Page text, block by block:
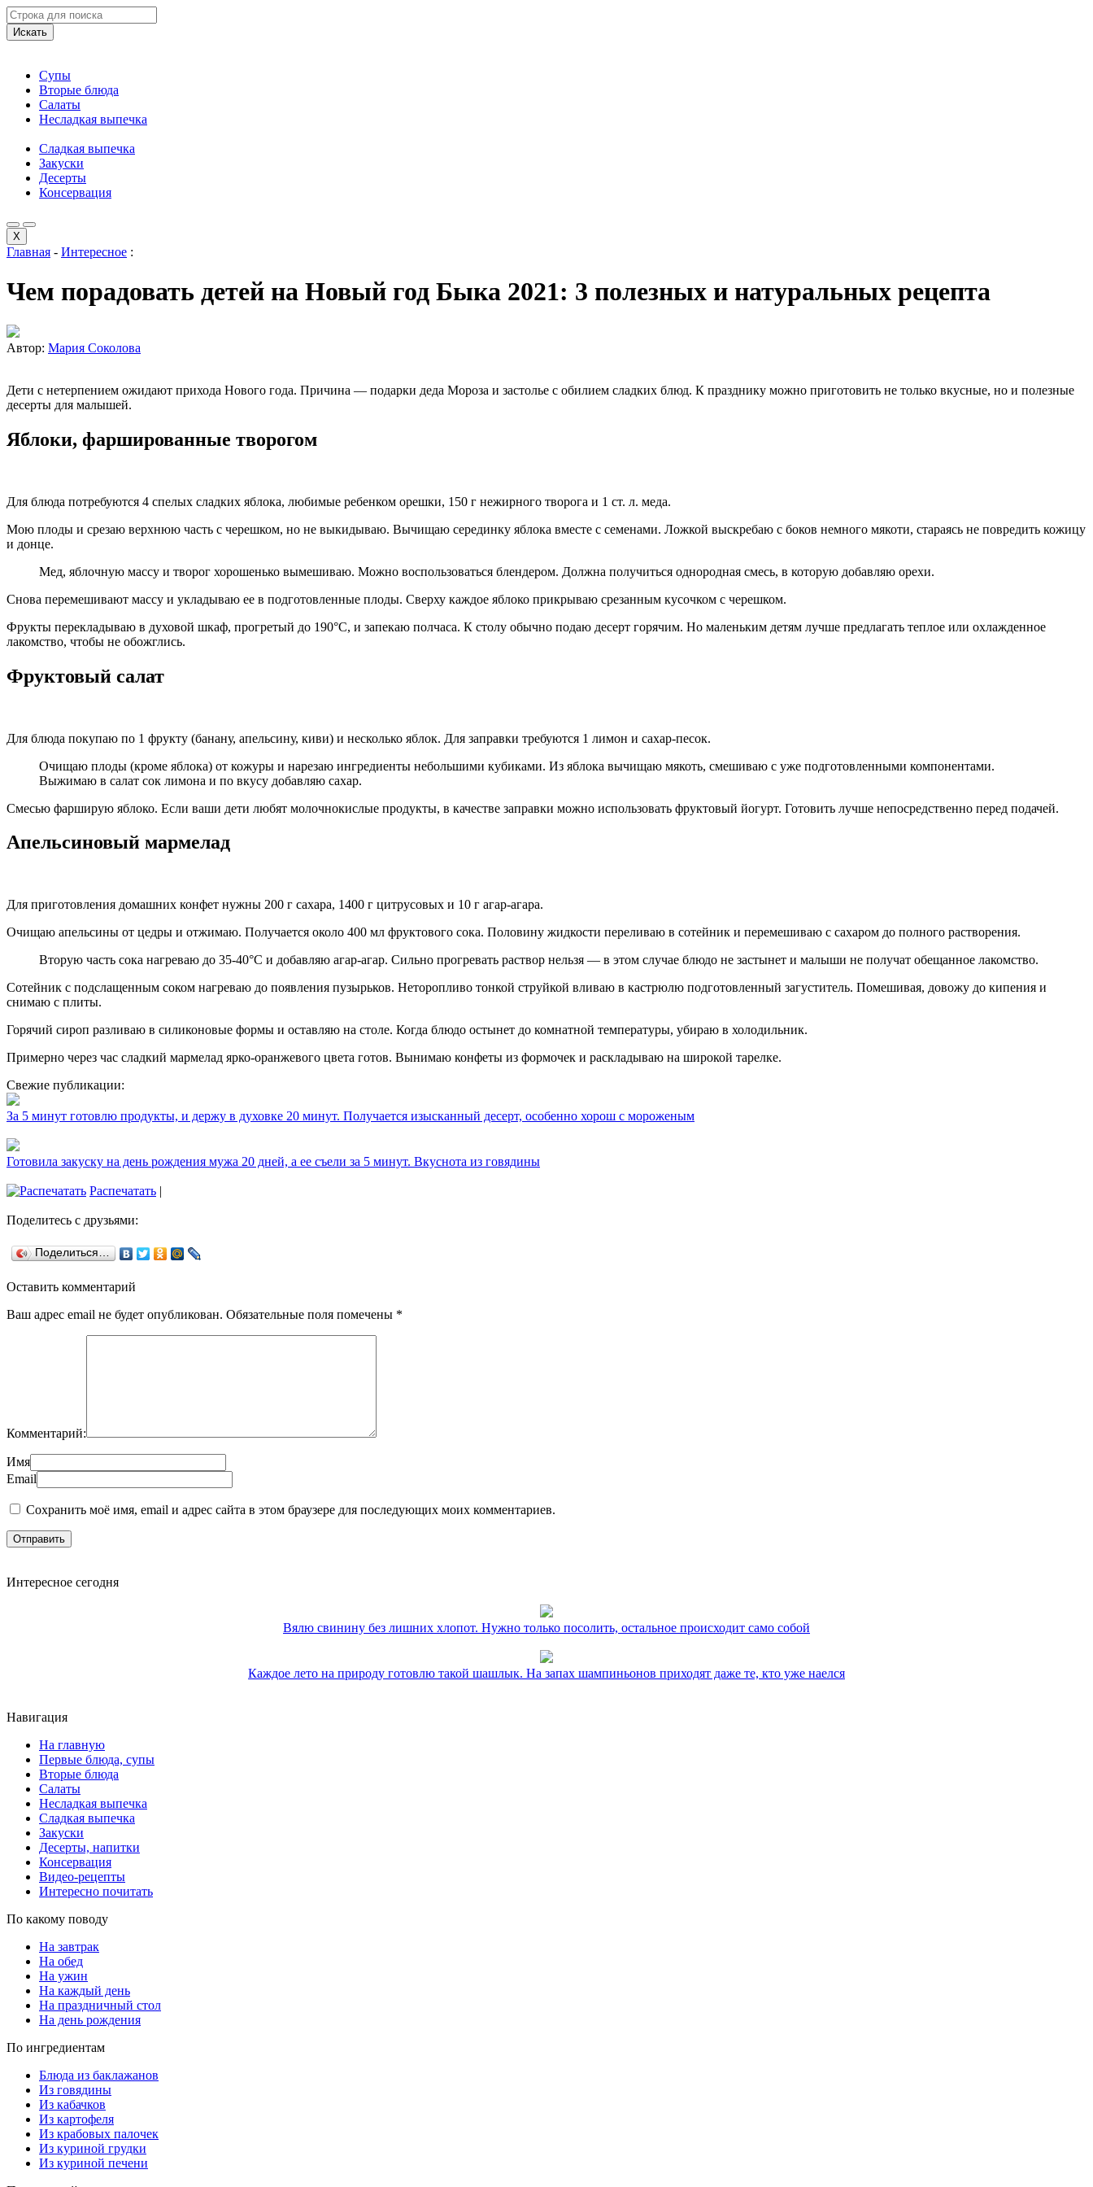
Искать
Супы
Вторые блюда
Салаты
Несладкая выпечка
Сладкая выпечка
Закуски
Десерты
Консервация
X
Главная - Интересное :
Чем порадовать детей на Новый год Быка 2021: 3 полезных и натуральных рецепта
Автор: Мария Соколова
Дети с нетерпением ожидают прихода Нового года. Причина — подарки деда Мороза и застолье с обилием сладких блюд. К празднику можно приготовить не только вкусные, но и полезные
десерты для малышей.
Яблоки, фаршированные творогом
Для блюда потребуются 4 спелых сладких яблока, любимые ребенком орешки, 150 г нежирного творога и 1 ст. л. меда.
Мою плоды и срезаю верхнюю часть с черешком, но не выкидываю. Вычищаю серединку яблока вместе с семенами. Ложкой выскребаю с боков немного мякоти, стараясь не повредить кожицу
и донце.
Мед, яблочную массу и творог хорошенько вымешиваю. Можно воспользоваться блендером. Должна получиться однородная смесь, в которую добавляю орехи.
Снова перемешивают массу и укладываю ее в подготовленные плоды. Сверху каждое яблоко прикрываю срезанным кусочком с черешком.
Фрукты перекладываю в духовой шкаф, прогретый до 190°С, и запекаю полчаса. К столу обычно подаю десерт горячим. Но маленьким детям лучше предлагать теплое или охлажденное
лакомство, чтобы не обожглись.
Фруктовый салат
Для блюда покупаю по 1 фрукту (банану, апельсину, киви) и несколько яблок. Для заправки требуются 1 лимон и сахар-песок.
Очищаю плоды (кроме яблока) от кожуры и нарезаю ингредиенты небольшими кубиками. Из яблока вычищаю мякоть, смешиваю с уже подготовленными компонентами.
Выжимаю в салат сок лимона и по вкусу добавляю сахар.
Смесью фарширую яблоко. Если ваши дети любят молочнокислые продукты, в качестве заправки можно использовать фруктовый йогурт. Готовить лучше непосредственно перед подачей.
Апельсиновый мармелад
Для приготовления домашних конфет нужны 200 г сахара, 1400 г цитрусовых и 10 г агар-агара.
Очищаю апельсины от цедры и отжимаю. Получается около 400 мл фруктового сока. Половину жидкости переливаю в сотейник и перемешиваю с сахаром до полного растворения.
Вторую часть сока нагреваю до 35-40°С и добавляю агар-агар. Сильно прогревать раствор нельзя — в этом случае блюдо не застынет и малыши не получат обещанное лакомство.
Сотейник с подслащенным соком нагреваю до появления пузырьков. Неторопливо тонкой струйкой вливаю в кастрюлю подготовленный загуститель. Помешивая, довожу до кипения и
снимаю с плиты.
Горячий сироп разливаю в силиконовые формы и оставляю на столе. Когда блюдо остынет до комнатной температуры, убираю в холодильник.
Примерно через час сладкий мармелад ярко-оранжевого цвета готов. Вынимаю конфеты из формочек и раскладываю на широкой тарелке.
Свежие публикации:
За 5 минут готовлю продукты, и держу в духовке 20 минут. Получается изысканный десерт, особенно хорош с мороженым
Готовила закуску на день рождения мужа 20 дней, а ее съели за 5 минут. Вкуснота из говядины
Распечатать |
Поделитесь с друзьями:
Поделиться…
Оставить комментарий
Ваш адрес email не будет опубликован. Обязательные поля помечены *
Комментарий:
Имя
Email
Сохранить моё имя, email и адрес сайта в этом браузере для последующих моих комментариев.
Интересное сегодня
Вялю свинину без лишних хлопот. Нужно только посолить, остальное происходит само собой
Каждое лето на природу готовлю такой шашлык. На запах шампиньонов приходят даже те, кто уже наелся
Навигация
На главную
Первые блюда, супы
Вторые блюда
Салаты
Несладкая выпечка
Сладкая выпечка
Закуски
Десерты, напитки
Консервация
Видео-рецепты
Интересно почитать
По какому поводу
На завтрак
На обед
На ужин
На каждый день
На праздничный стол
На день рождения
По ингредиентам
Блюда из баклажанов
Из говядины
Из кабачков
Из картофеля
Из крабовых палочек
Из куриной грудки
Из куриной печени